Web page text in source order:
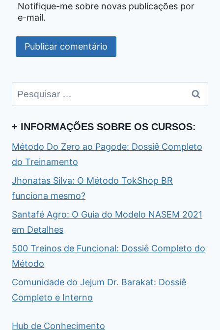
Notifique-me sobre novas publicações por
e-mail.
Pesquisar
por:
+ INFORMAÇÕES SOBRE OS CURSOS:
Método Do Zero ao Pagode: Dossiê Completo
do Treinamento
Jhonatas Silva: O Método TokShop BR
funciona mesmo?
Santafé Agro: O Guia do Modelo NASEM 2021
em Detalhes
500 Treinos de Funcional: Dossiê Completo do
Método
Comunidade do Jejum Dr. Barakat: Dossiê
Completo e Interno
Hub de Conhecimento